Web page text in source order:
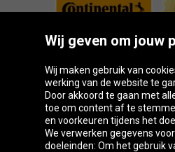
Oponeo-groep
Wij geven om jouw
Wij maken gebruik van
werking van de website te
Door akkoord te gaan met
toe om content af te
en voorkeuren tijdens het
We verwerken gegevens
doeleinden: Om het gebruik